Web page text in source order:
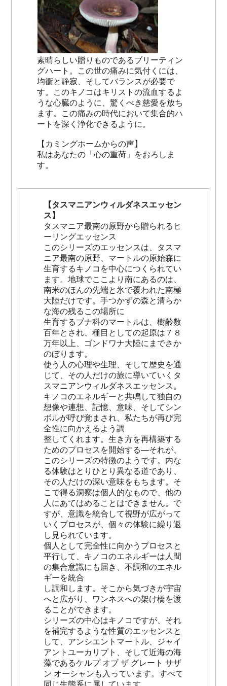
素晴らしい贈りものであるブリーティン
グハート。この世の痛みに気付くには、
均衝と静寂、そしてバランスが必要で
す。このキノコはキリストの流血するよ
うな心臓のように、驚くべき慈愛を放ち
ます。この痛みの時代において集合的ハ
ートを深く浄化できるように。
【カミングホームからの声】
私はあなたの「心の重荷」をおろしま
す。
【タスマニアンウィルダネスエッセン
ス】
タスマニア最南の原野から贈られるヒ
ーリングエッセンス
このシリーズのエッセンスは、タスマ
ニア最南の原野、マートルの原始森に
生育するキノコを中心につくられてい
ます。地球でここより南にあるのは、
南米のほんの先端と氷で覆われた南極
大陸だけです。手つかずの森と清らか
な海の残るこの場所に
生育するブナ科のマートルは、樹齢数
百年とされ、種目としての起原は７８
万年以上、ゴンドワナ大陸にまでさか
のぼります。
使う人の心理や生理、そして歴史を通
じて、その人だけの旅に導いていくタ
スマニアンウィルダネスエッセンス。
キノコのエネルギーと共鳴して独自の
想像や連想、記憶、意味、そしてシン
ボルが呼び覚まされ、私たちが再び完
全性に向かえるよう調
整してくれます。生き方を再構築する
ためのプロセスを開始する―それが、
このシリーズの特徴のようです。内な
る体験はとりひとり異なる道であり、
その人だけの深い意味をもちます。そ
こで得る洞察は個人的なもので、他の
人にあてはめることはできません。で
すが、意識を統合して視野が広がって
いくプロセスが、個々の体験に繰り返
し見られています。
個人として完全性に向かうプロセスと
平行して、キノコのエネルギーは人間
の集合意識にも届き、不調和のエネル
ギーを統合
し調和します。そこから気づきが宇宙
へと広がり、ワンネスへの架け橋を渡
ることができます。
シリーズの中心はキノコですが、それ
を補完するような性質のエッセンスと
して、アンシエントマートル、ジャイ
アントユーカリプト、そして近海の海
藻であるケルプ オブ ザ グレート サザ
ン オーシャンも入っています。すべて
同じ生態系に属しています。